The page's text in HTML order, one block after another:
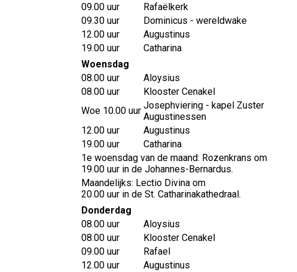
09.00 uur
Rafaëlkerk
09.30 uur
Dominicus - wereldwake
12.00 uur
Augustinus
19.00 uur
Catharina
Woensdag
08.00 uur
Aloysius
08.00 uur
Klooster Cenakel
Woe 10.00 uur Josephviering - kapel Zuster
Augustinessen
12.00 uur
Augustinus
19.00 uur
Catharina
1e woensdag van de maand: Rozenkrans om
19.00 uur in de Johannes-Bernardus.
Maandelijks: Lectio Divina om
20.00 uur in de St. Catharinakathedraal.
Donderdag
08.00 uur
Aloysius
08.00 uur
Klooster Cenakel
09.00 uur
Rafael
12.00 uur
Augustinus